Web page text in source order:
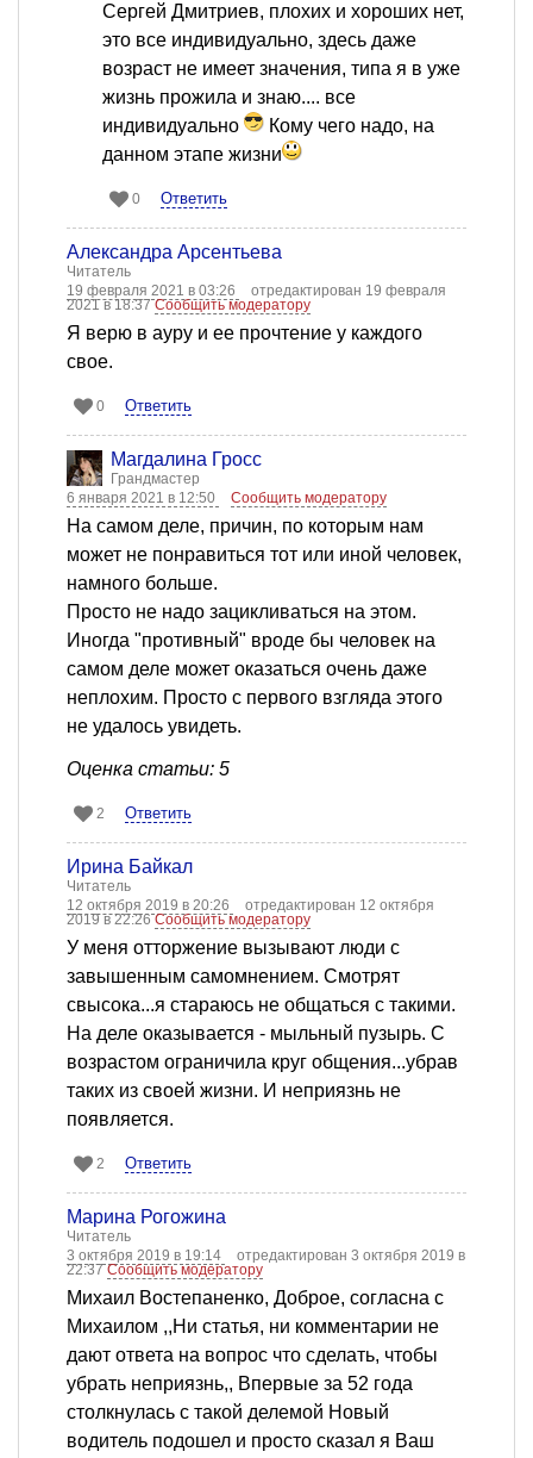
Сергей Дмитриев, плохих и хороших нет,
это все индивидуально, здесь даже
возраст не имеет значения, типа я в уже
жизнь прожила и знаю.... все
индивидуально
Кому чего надо, на
данном этапе жизни
0 Ответить
Александра Арсентьева
Читатель
19 февраля 2021 в 03:26
отредактирован 19 февраля
2021 в 18:37Сообщить модератору
Я верю в ауру и ее прочтение у каждого
свое.
0 Ответить
Магдалина Гросс
Грандмастер
6 января 2021 в 12:50
Сообщить модератору
На самом деле, причин, по которым нам
может не понравиться тот или иной человек,
намного больше.
Просто не надо зацикливаться на этом.
Иногда "противный" вроде бы человек на
самом деле может оказаться очень даже
неплохим. Просто с первого взгляда этого
не удалось увидеть.
Оценка статьи: 5
2 Ответить
Ирина Байкал
Читатель
12 октября 2019 в 20:26
отредактирован 12 октября
2019 в 22:26Сообщить модератору
У меня отторжение вызывают люди с
завышенным самомнением. Смотрят
свысока...я стараюсь не общаться с такими.
На деле оказывается - мыльный пузырь. С
возрастом ограничила круг общения...убрав
таких из своей жизни. И неприязнь не
появляется.
2 Ответить
Марина Рогожина
Читатель
3 октября 2019 в 19:14
отредактирован 3 октября 2019 в
22:37Сообщить модератору
Михаил Востепаненко, Доброе, согласна с
Михаилом ,,Ни статья, ни комментарии не
дают ответа на вопрос что сделать, чтобы
убрать неприязнь,, Впервые за 52 года
столкнулась с такой делемой Новый
водитель подошел и просто сказал я Ваш